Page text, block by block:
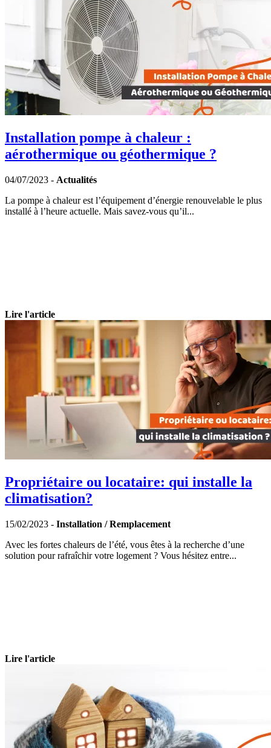
Installation pompe à chaleur :
aérothermique ou géothermique ?
04/07/2023 - Actualités
La pompe à chaleur est l’équipement d’énergie renouvelable le plus
installé à l’heure actuelle. Mais savez-vous qu’il...
Lire l'article
Propriétaire ou locataire: qui installe la
climatisation?
15/02/2023 - Installation / Remplacement
Avec les fortes chaleurs de l’été, vous êtes à la recherche d’une
solution pour rafraîchir votre logement ? Vous hésitez entre...
Lire l'article